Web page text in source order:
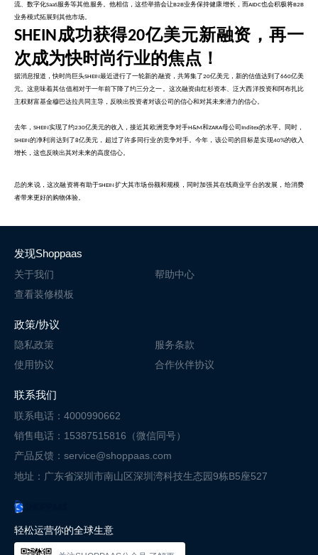
流、数字化SaaS服务等其他服务。他相信，这些举措会让B2B业务保持健康增长，而AIDC也会积极将B2B
业务模式拓展到其他市场。
SHEIN成功获得20亿美元新融资，再一
次成为快时尚行业的焦点！
据消息报道，快时尚巨头SHEIN最近进行了一轮新的融资，共筹集了20亿美元，新的估值达到了660亿美
元。这意味着其估值相对于一年前下降了约三分之一。这次融资由红杉资本、泛大西洋投资和阿布扎比
主权财富基金穆巴达拉共同主导，反映出投资者对该公司的信心和对其未来潜力的信心。
去年，SHEIN实现了约230亿美元的收入，接近其欧洲竞争对手H&M和ZARA母公司 Inditex的水平。同时，
SHEIN的净利润达到了8亿美元，超过了许多同行业的竞争对手。今年，该公司的目标是实现40%的收入
增长，这也反映出其对未来的高度信心。
总的来说，这次融资将有助于SHEIN 扩大其市场份额和规模，同时加强其在线商业平台的发展，给消费
者带来更好的购物体验。
轻松运营你的全球生意
发现Shoppaas
关于我们
帮助中心
查看装修模板
政策/协议
隐私政策
服务条款
使用协议
合作伙伴协议
联系我们
联系电话：4000990662
销售电话：15387515816（微信同号）
产品反馈：service@shoppaas.com
地址：广东省深圳市南山区深圳湾科技生态园9栋B5座527